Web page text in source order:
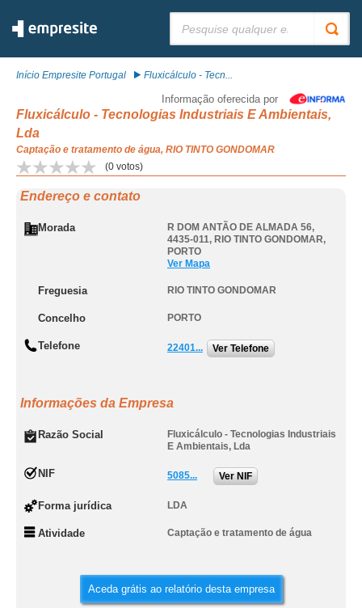
Início Empresite Portugal Fluxicálculo - Tecn...
Informação oferecida por
Fluxicálculo - Tecnologias Industriais E Ambientais,
Lda
Captação e tratamento de água, RIO TINTO GONDOMAR
(0 votos)
Endereço e contato
Morada
R DOM ANTÃO DE ALMADA 56,
4435-011, RIO TINTO GONDOMAR,
PORTO
Ver Mapa
Freguesia RIO TINTO GONDOMAR
Concelho PORTO
Telefone 22401... Ver Telefone
Informações da Empresa
Razão Social
Fluxicálculo - Tecnologias Industriais
E Ambientais, Lda
NIF 5085... Ver NIF
Forma jurídica LDA
Atividade Captação e tratamento de água
Aceda grátis ao relatório desta empresa